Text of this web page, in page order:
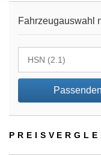
Fahrzeugauswahl